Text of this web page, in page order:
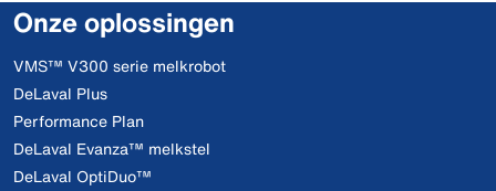
Onze oplossingen
VMS™ V300 serie melkrobot
DeLaval Plus
Performance Plan
DeLaval Evanza™ melkstel
DeLaval OptiDuo™